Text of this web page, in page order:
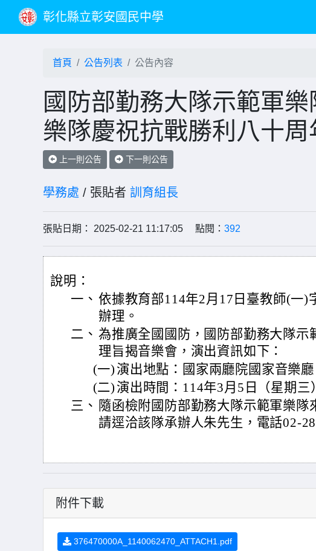
彰化縣立彰安國民中學
首頁 公告列表 公告內容
國防部勤務大隊示範軍
樂隊慶祝抗戰勝利八十周
上一則公告 下一則公告
學務處 / 張貼者 訓育組長
張貼日期： 2025-02-21 11:17:05 點閱： 392
說明：
一、 依據教育部114年2月17日臺教師(一)
辦理。
二、 為推廣全國國防，國防部勤務大隊示
理旨揭音樂會，演出資訊如下：
(一) 演出地點：國家兩廳院國家音樂廳
(二) 演出時間：114年3月5日（星期三
三、 隨函檢附國防部勤務大隊示範軍樂隊
請逕洽該隊承辦人朱先生，電話02-
附件下載
376470000A_1140062470_ATTACH1.pdf